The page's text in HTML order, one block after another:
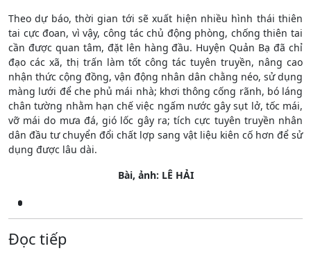
Theo dự báo, thời gian tới sẽ xuất hiện nhiều hình thái thiên
tai cực đoan, vì vậy, công tác chủ động phòng, chống thiên tai
cần được quan tâm, đặt lên hàng đầu. Huyện Quản Bạ đã chỉ
đạo các xã, thị trấn làm tốt công tác tuyên truyền, nâng cao
nhận thức cộng đồng, vận động nhân dân chằng néo, sử dụng
màng lưới để che phủ mái nhà; khơi thông cống rãnh, bó láng
chân tường nhằm hạn chế việc ngấm nước gây sụt lở, tốc mái,
vỡ mái do mưa đá, gió lốc gây ra; tích cực tuyên truyền nhân
dân đầu tư chuyển đổi chất lợp sang vật liệu kiên cố hơn để sử
dụng được lâu dài.
Bài, ảnh: LÊ HẢI
Đọc tiếp